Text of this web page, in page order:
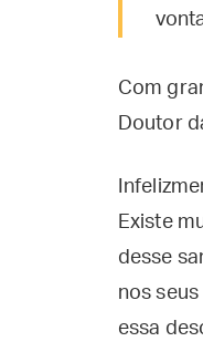
Com
Doutor
Existe
desse
nos
essa